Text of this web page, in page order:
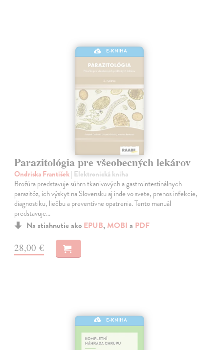
E-KNIHA
Parazitológia pre všeobecných lekárov
Ondriska František| Elektronická kniha
Brožúra predstavuje súhrn tkanivových a gastrointestinálnych
parazitóz, ich výskyt na Slovensku aj inde vo svete, prenos infekcie,
diagnostiku, liečbu a preventívne opatrenia. Tento manuál
predstavuje…
Na stiahnutie ako EPUB, MOBI a PDF
28,00 €
E-KNIHA